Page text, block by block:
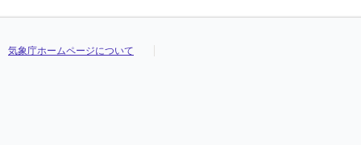
気象庁ホームページについて